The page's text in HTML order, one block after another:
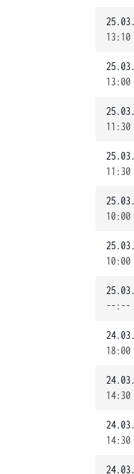
25.03.
13:10
25.03.
13:00
25.03.
11:30
25.03.
11:30
25.03.
10:00
25.03.
10:00
25.03.
--:--
24.03.
18:00
24.03.
14:30
24.03.
14:30
24.03.